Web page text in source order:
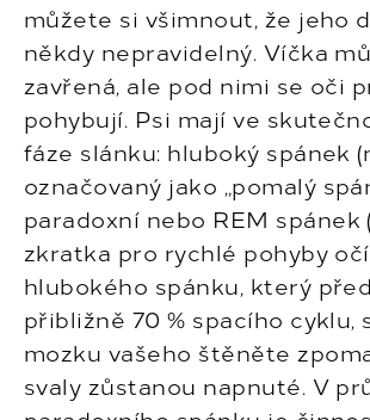
můžete si všimnout, že jeho
někdy nepravidelný. Víčka
zavřená, ale pod nimi se oči
pohybují. Psi mají ve
fáze slánku: hluboký spánek
označovaný jako „pomalý
paradoxní nebo REM spánek
zkratka pro rychlé pohyby
hlubokého spánku, který
přibližně 70 % spacího cyklu,
mozku vašeho štěněte
svaly zůstanou napnuté. V